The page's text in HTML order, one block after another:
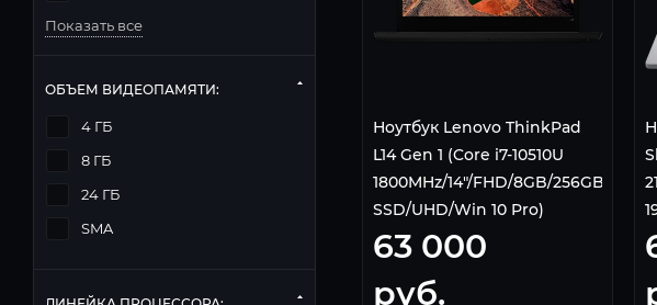
Ноутбук Lenovo ThinkPad
L14 Gen 1 (Core i7-10510U
1800MHz/14"/FHD/8GB/256GB
SSD/UHD/Win 10 Pro)
20U1004NRT, черный
63 000
руб.
Показать все
ОБЪЕМ ВИДЕОПАМЯТИ:
4 ГБ
8 ГБ
24 ГБ
SMA